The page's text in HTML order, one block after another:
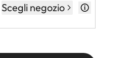
Scegli negozio